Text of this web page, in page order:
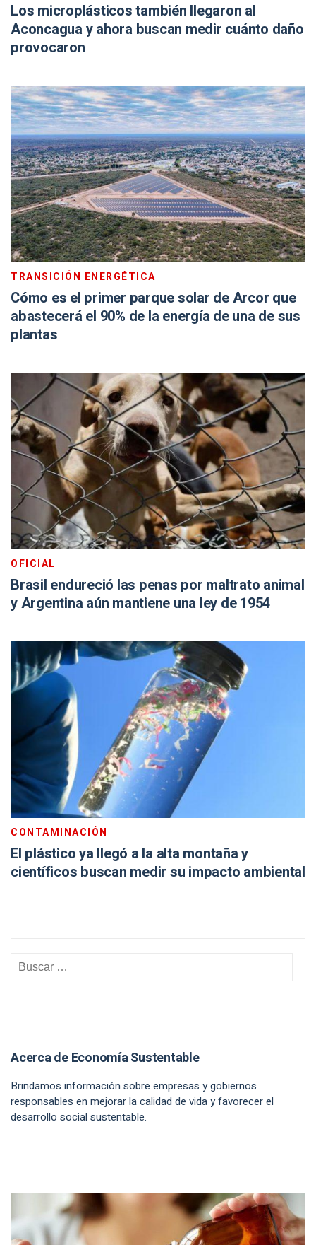
Los microplásticos también llegaron al
Aconcagua y ahora buscan medir cuánto daño
provocaron
TRANSICIÓN ENERGÉTICA
Cómo es el primer parque solar de Arcor que
abastecerá el 90% de la energía de una de sus
plantas
OFICIAL
Brasil endureció las penas por maltrato animal
y Argentina aún mantiene una ley de 1954
CONTAMINACIÓN
El plástico ya llegó a la alta montaña y
científicos buscan medir su impacto ambiental
Acerca de Economía Sustentable
Brindamos información sobre empresas y gobiernos
responsables en mejorar la calidad de vida y favorecer el
desarrollo social sustentable.